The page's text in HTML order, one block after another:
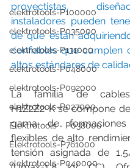
elektrotools-P100000
elektrotools-P035000
elektrotools-P131000
elektrotools-P048000
elektrotools-P092000
elektrotools-P027000
Elektrotools - P038000
Elektrotools-P761000
elektrotools-P040000
proyectistas,
instaladores pueden
de que están
confiables que cumplen
altos estándares de
La familia de cables
H1Z2Z2-K se compone
gama de formaciones
flexibles de alto
tensión asignada de